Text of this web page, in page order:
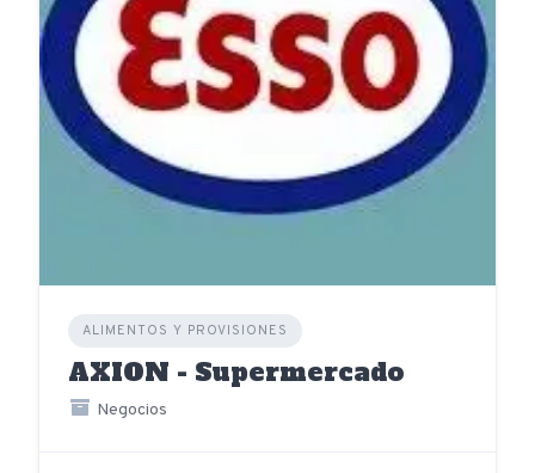
ALIMENTOS Y PROVISIONES
AXION - Supermercado
Negocios